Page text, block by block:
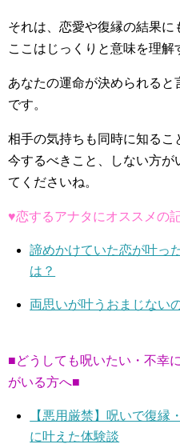
それは、恋愛や復縁の結果に
ここはじっくりと意味を理解
あなたの運命が決められる
です。
相手の気持ちも同時に知る
今するべきこと、しない方が
てくださいね。
♥恋するアナタにオススメの
諦めかけていた恋が叶っ
は？
両思いが叶うおまじない
■どうしても呪いたい・不幸
がいる方へ■
【悪用厳禁】呪いで復縁
に叶えた体験談